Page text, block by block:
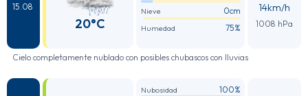
15.08
20°C
Nieve 0cm
Humedad 75%
14km/h
1008 hPa
Cielo completamente nublado con posibles chubascos con lluvias
Nubosidad 100%